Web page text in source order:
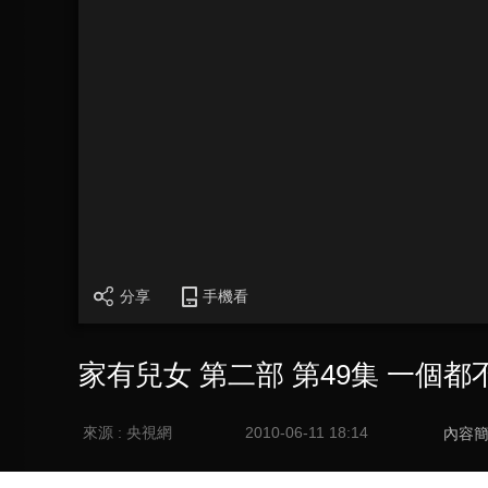
分享 手機看
家有兒女 第二部 第49集 一個都
來源 : 央視網 2010-06-11 18:14 內容